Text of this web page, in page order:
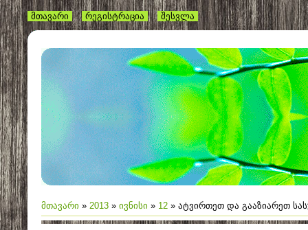
მთავარი რეგისტრაცია შესვლა
მთავარი » 2013 » ივნისი » 12 » ატვირთეთ და გააზიარეთ